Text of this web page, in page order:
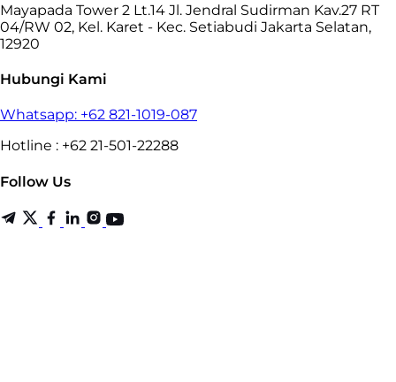
Mayapada Tower 2 Lt.14 Jl. Jendral Sudirman Kav.27 RT
04/RW 02, Kel. Karet - Kec. Setiabudi Jakarta Selatan,
12920
Hubungi Kami
Whatsapp: +62 821-1019-087
Hotline : +62 21-501-22288
Follow Us